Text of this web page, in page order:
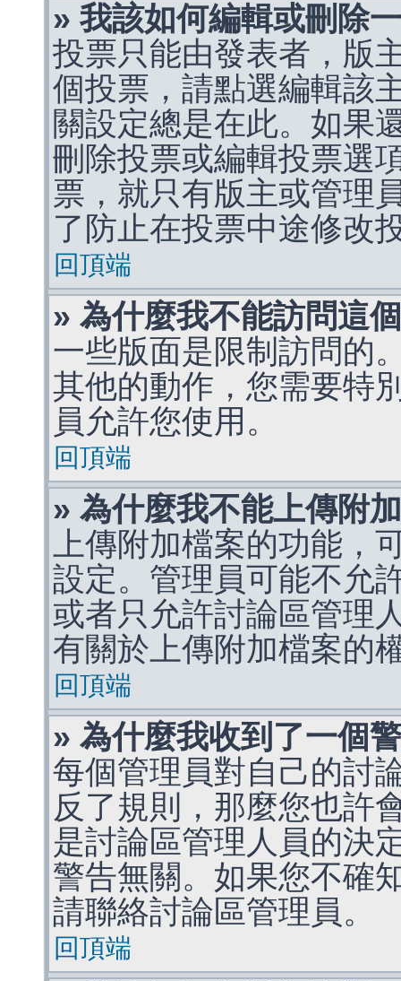
» 我該如何編輯或刪除
投票只能由發表者，版
個投票，請點選編輯該
關設定總是在此。如果
刪除投票或編輯投票選
票，就只有版主或管理
了防止在投票中途修改
回頂端
» 為什麼我不能訪問這
一些版面是限制訪問的
其他的動作，您需要特
員允許您使用。
回頂端
» 為什麼我不能上傳附
上傳附加檔案的功能，
設定。管理員可能不允
或者只允許討論區管理
有關於上傳附加檔案的
回頂端
» 為什麼我收到了一個
每個管理員對自己的討
反了規則，那麼您也許
是討論區管理人員的決
警告無關。如果您不確
請聯絡討論區管理員。
回頂端